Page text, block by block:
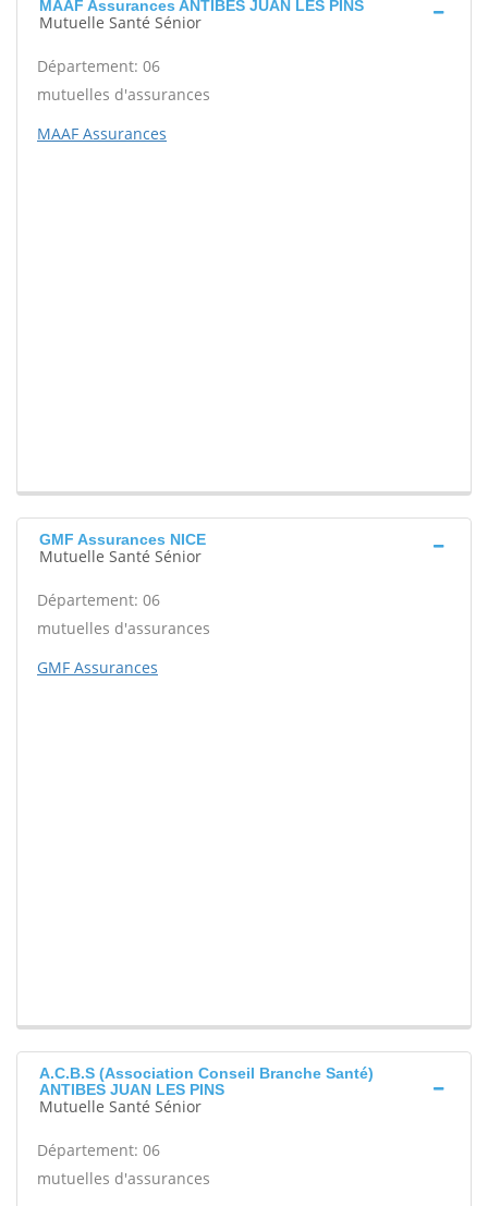
MAAF Assurances ANTIBES JUAN LES PINS
Mutuelle Santé Sénior
Département: 06
mutuelles d'assurances
MAAF Assurances
GMF Assurances NICE
Mutuelle Santé Sénior
Département: 06
mutuelles d'assurances
GMF Assurances
A.C.B.S (Association Conseil Branche Santé)
ANTIBES JUAN LES PINS
Mutuelle Santé Sénior
Département: 06
mutuelles d'assurances